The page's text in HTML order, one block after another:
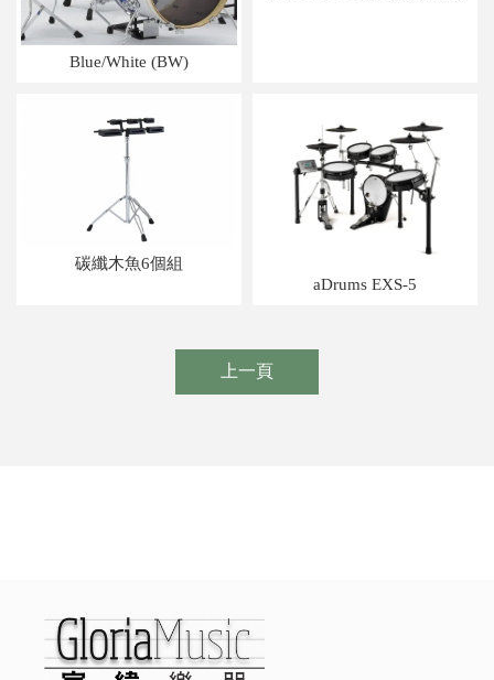
Blue/White (BW)
碳纖木魚6個組
aDrums EXS-5
上一頁